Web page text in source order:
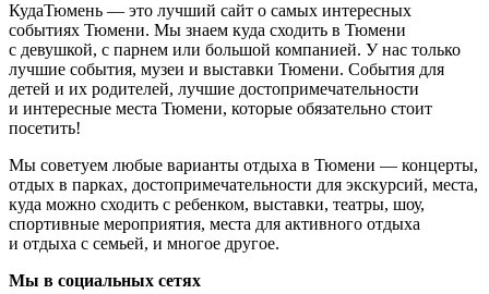
КудаТюмень — это лучший сайт о самых интересных
событиях Тюмени. Мы знаем куда сходить в Тюмени
с девушкой, с парнем или большой компанией. У нас только
лучшие события, музеи и выставки Тюмени. События для
детей и их родителей, лучшие достопримечательности
и интересные места Тюмени, которые обязательно стоит
посетить!
Мы советуем любые варианты отдыха в Тюмени — концерты,
отдых в парках, достопримечательности для экскурсий, места,
куда можно сходить с ребенком, выставки, театры, шоу,
спортивные мероприятия, места для активного отдыха
и отдыха с семьей, и многое другое.
Мы в социальных сетях